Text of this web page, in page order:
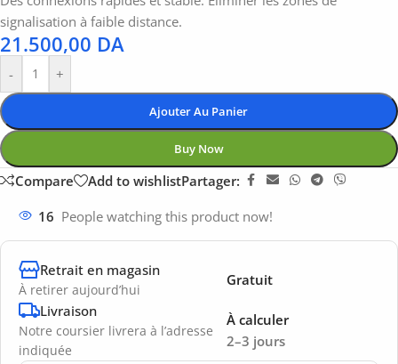
signalisation à faible distance.
21.500,00 DA
- +
Ajouter Au Panier
Buy Now
Compare Add to wishlistPartager:
16 People watching this product now!
Retrait en magasin
À retirer aujourd’hui
Gratuit
Livraison
Notre coursier livrera à l’adresse
indiquée
2–3 jours
À calculer